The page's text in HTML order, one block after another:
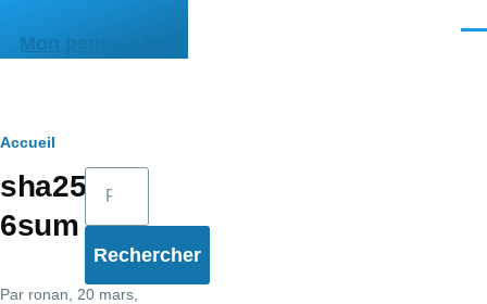
Mon pense-bête
Fil
d'Ariane
Accueil
sha25
6sum
Par ronan , 20 mars,
Rechercher